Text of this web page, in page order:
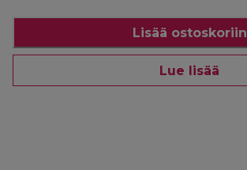
Lisää ostoskoriin
Lue lisää